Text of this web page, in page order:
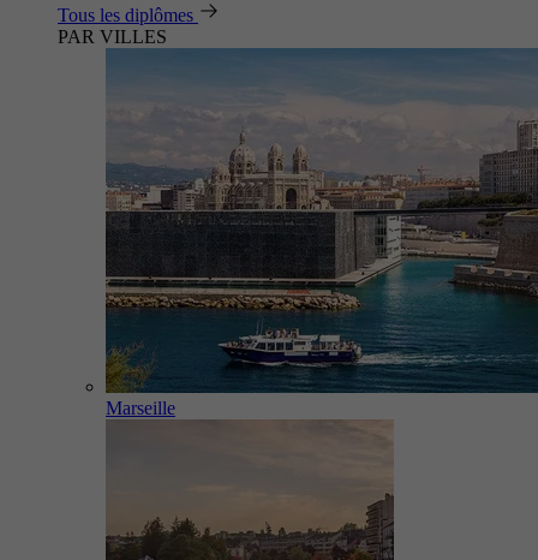
Tous les diplômes
PAR VILLES
Marseille